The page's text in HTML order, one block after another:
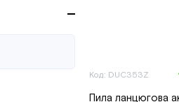
Код: DUC353Z
Пила ланцюгова